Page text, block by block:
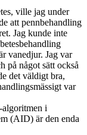
ville jag under
att pennbehandling
Jag kunde inte
vanedjur. Jag var
på något sätt också
det väldigt bra,
var
algoritmen i
(AID) är den enda